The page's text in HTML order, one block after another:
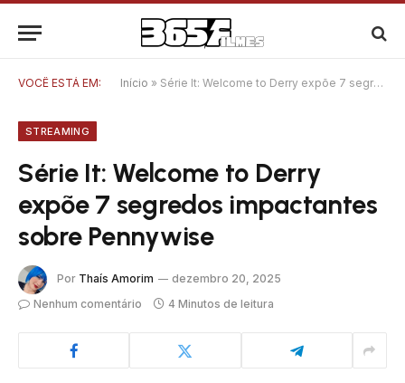
VOCÊ ESTÁ EM: Início » Série It: Welcome to Derry expõe 7 segredos impactantes sobre Pennywise
STREAMING
Série It: Welcome to Derry
expõe 7 segredos impactantes
sobre Pennywise
Por Thaís Amorim
dezembro 20, 2025
Nenhum comentário
4 Minutos de leitura